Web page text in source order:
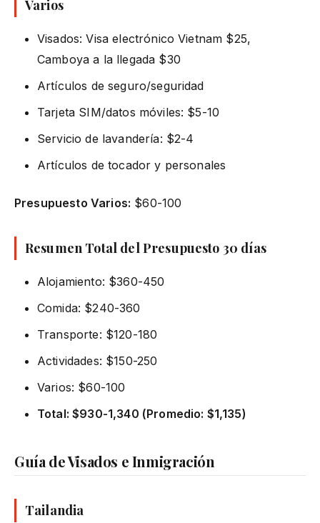
Varios
Visados: Visa electrónico Vietnam $25,
Camboya a la llegada $30
Artículos de seguro/seguridad
Tarjeta SIM/datos móviles: $5-10
Servicio de lavandería: $2-4
Artículos de tocador y personales
Presupuesto Varios: $60-100
Resumen Total del Presupuesto 30 días
Alojamiento: $360-450
Comida: $240-360
Transporte: $120-180
Actividades: $150-250
Varios: $60-100
Total: $930-1,340 (Promedio: $1,135)
Guía de Visados e Inmigración
Tailandia